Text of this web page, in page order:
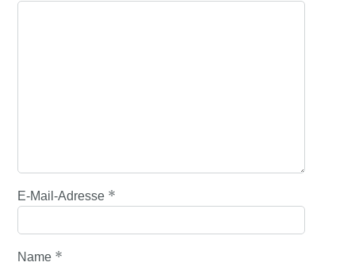
E-Mail-Adresse *
Name *